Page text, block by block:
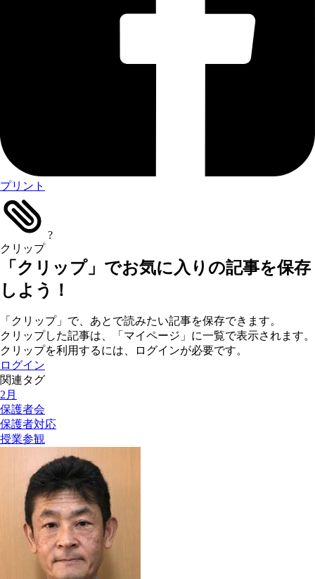
プリント
クリップ
?
「クリップ」でお気に入りの記事を保存
しよう！
「クリップ」で、あとで読みたい記事を保存できます。
クリップした記事は、「マイページ」に一覧で表示されます。
クリップを利用するには、ログインが必要です。
ログイン
関連タグ
2月
保護者会
保護者対応
授業参観